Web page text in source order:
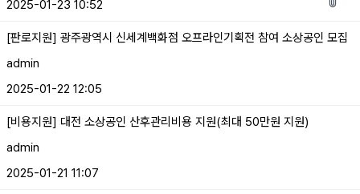
2025-01-23 10:52
[판로지원] 광주광역시 신세계백화점 오프라인기획전 참여 소상공인 모집
admin
2025-01-22 12:05
[비용지원] 대전 소상공인 산후관리비용 지원(최대 50만원 지원)
admin
2025-01-21 11:07